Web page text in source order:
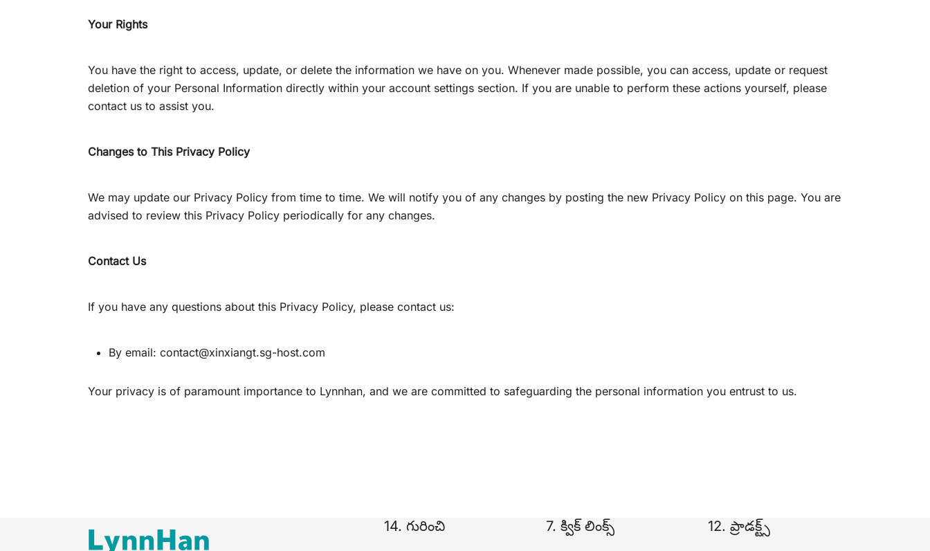
Your Rights
You have the right to access, update, or delete the information we have on you. Whenever made possible, you can access, update or request
deletion of your Personal Information directly within your account settings section. If you are unable to perform these actions yourself, please
contact us to assist you.
Changes to This Privacy Policy
We may update our Privacy Policy from time to time. We will notify you of any changes by posting the new Privacy Policy on this page. You are
advised to review this Privacy Policy periodically for any changes.
Contact Us
If you have any questions about this Privacy Policy, please contact us:
By email: contact@xinxiangt.sg-host.com
Your privacy is of paramount importance to Lynnhan, and we are committed to safeguarding the personal information you entrust to us.
14. గురించి 7. క్విక్ లింక్స్ 12. ప్రాడక్ట్స్